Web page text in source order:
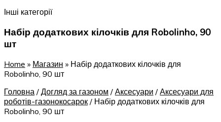
Інші категорії
Набір додаткових кілочків для Robolinho, 90
шт
Home » Магазин » Набір додаткових кілочків для
Robolinho, 90 шт
Головна / Догляд за газоном / Аксесуари / Аксесуари для
роботів-газонокосарок / Набір додаткових кілочків для
Robolinho, 90 шт